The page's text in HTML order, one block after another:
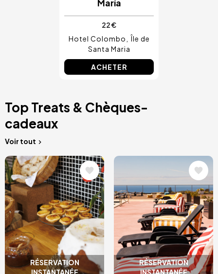
María
22 €
Hotel Colombo
Île de
Santa Maria
ACHETER
Top Treats & Chèques-
cadeaux
Voir tout
RÉSERVATION
INSTANTANÉE
Image
RÉSERVATION
INSTANTANÉE